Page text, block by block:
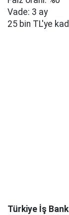
Vade: 3 ay
25 bin TL'ye
Türkiye İş